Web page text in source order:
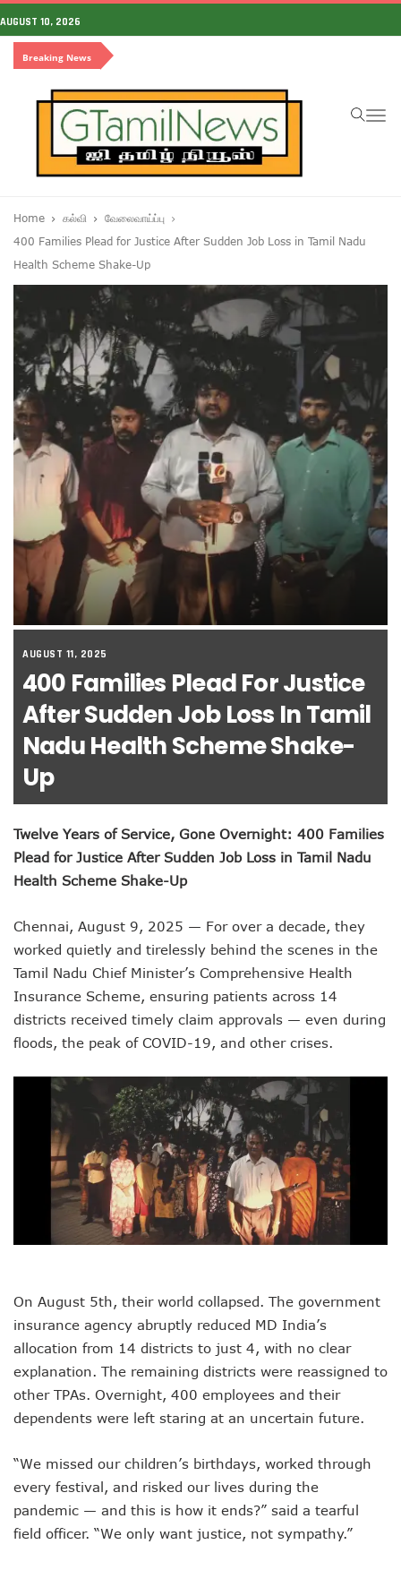
AUGUST 10, 2026
Breaking News
Home கல்வி
வேலைவாய்ப்பு
400 Families Plead for Justice After Sudden Job Loss in Tamil Nadu
Health Scheme Shake-Up
AUGUST 11, 2025
400 Families Plead For Justice
After Sudden Job Loss In Tamil
Nadu Health Scheme Shake-
Up
Twelve Years of Service, Gone Overnight: 400 Families
Plead for Justice After Sudden Job Loss in Tamil Nadu
Health Scheme Shake-Up
Chennai, August 9, 2025 — For over a decade, they
worked quietly and tirelessly behind the scenes in the
Tamil Nadu Chief Minister’s Comprehensive Health
Insurance Scheme, ensuring patients across 14
districts received timely claim approvals — even during
floods, the peak of COVID-19, and other crises.
On August 5th, their world collapsed. The government
insurance agency abruptly reduced MD India’s
allocation from 14 districts to just 4, with no clear
explanation. The remaining districts were reassigned to
other TPAs. Overnight, 400 employees and their
dependents were left staring at an uncertain future.
“We missed our children’s birthdays, worked through
every festival, and risked our lives during the
pandemic — and this is how it ends?” said a tearful
field officer. “We only want justice, not sympathy.”